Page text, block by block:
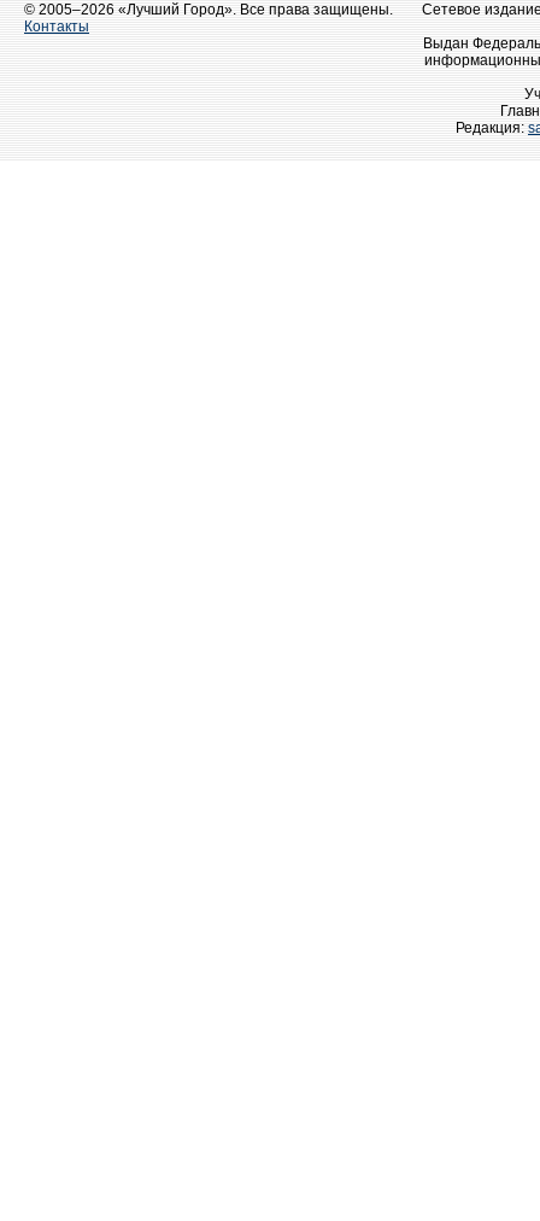
© 2005–2026 «Лучший Город». Все права защищены.
Контакты
Сетевое
Выдан
Редакция: